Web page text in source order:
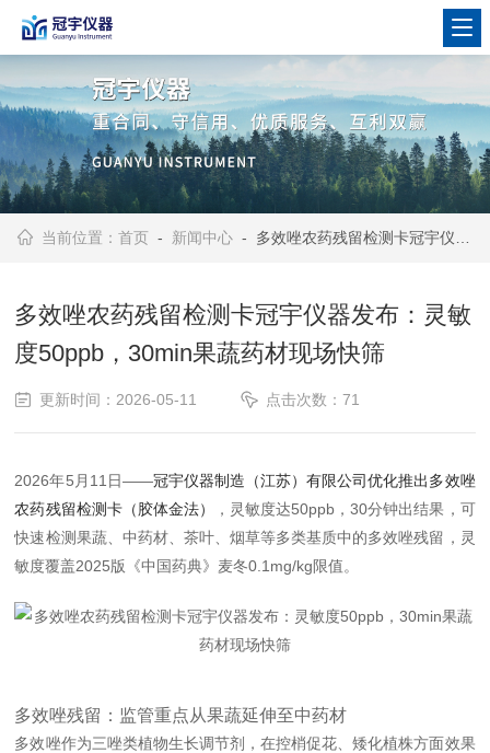
当前位置：首页 - 新闻中心 - 多效唑农药残留检测卡冠宇仪器发布：灵敏度50ppb，30min果蔬药材现场快筛
多效唑农药残留检测卡冠宇仪器发布：灵敏
度50ppb，30min果蔬药材现场快筛
更新时间：2026-05-11 点击次数：71
2026年5月11日——冠宇仪器制造（江苏）有限公司优化推出多效唑
农药残留检测卡（胶体金法）
，灵敏度达50ppb，30分钟出结果，可
快速检测果蔬、中药材、茶叶、烟草等多类基质中的多效唑残留，灵
敏度覆盖2025版《中国药典》麦冬0.1mg/kg限值。
多效唑残留：监管重点从果蔬延伸至中药材
多效唑作为三唑类植物生长调节剂，在控梢促花、矮化植株方面效果